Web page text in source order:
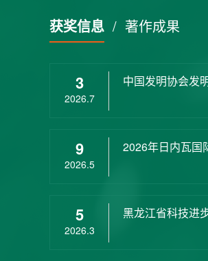
获奖信息 / 著作成果
3
2026.7
中国发明协会发
9
2026.5
2026年日内瓦国
5
2026.3
黑龙江省科技进